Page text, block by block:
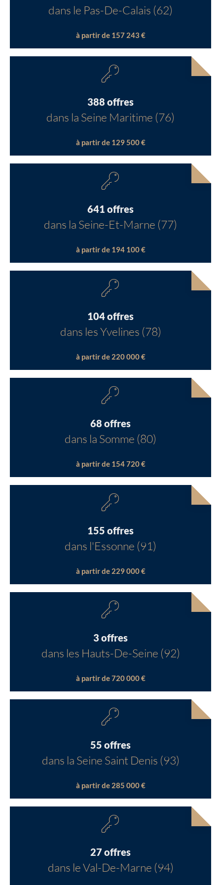
dans le Pas-De-Calais (62)
à partir de 157 243 €
388 offres
dans la Seine Maritime (76)
à partir de 129 500 €
641 offres
dans la Seine-Et-Marne (77)
à partir de 194 100 €
104 offres
dans les Yvelines (78)
à partir de 220 000 €
68 offres
dans la Somme (80)
à partir de 154 720 €
155 offres
dans l'Essonne (91)
à partir de 229 000 €
3 offres
dans les Hauts-De-Seine (92)
à partir de 720 000 €
55 offres
dans la Seine Saint Denis (93)
à partir de 285 000 €
27 offres
dans le Val-De-Marne (94)